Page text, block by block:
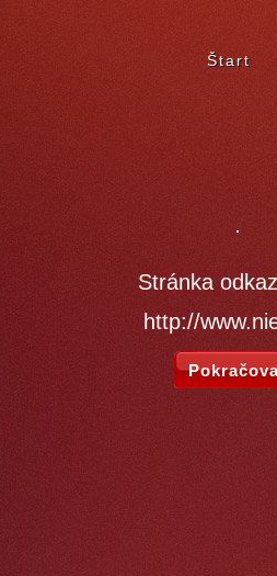
Štart
Stránka
http://